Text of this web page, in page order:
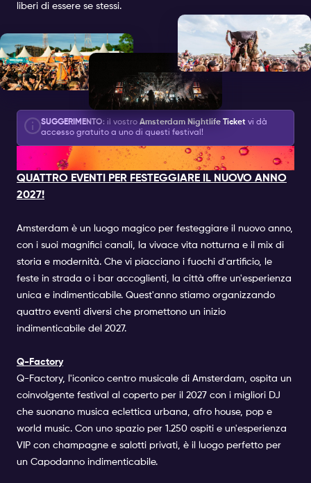
liberi di essere se stessi.
SUGGERIMENTO: il vostro Amsterdam Nightlife Ticket vi dà
accesso gratuito a uno di questi festival!
NYE 2026-2027 PARTY
QUATTRO EVENTI PER FESTEGGIARE IL NUOVO ANNO
2027!
Amsterdam è un luogo magico per festeggiare il nuovo anno,
con i suoi magnifici canali, la vivace vita notturna e il mix di
storia e modernità. Che vi piacciano i fuochi d'artificio, le
feste in strada o i bar accoglienti, la città offre un'esperienza
unica e indimenticabile. Quest'anno stiamo organizzando
quattro eventi diversi che promettono un inizio
indimenticabile del 2027.
Q-Factory
Q-Factory, l'iconico centro musicale di Amsterdam, ospita un
coinvolgente festival al coperto per il 2027 con i migliori DJ
che suonano musica eclettica urbana, afro house, pop e
world music. Con uno spazio per 1.250 ospiti e un'esperienza
VIP con champagne e salotti privati, è il luogo perfetto per
un Capodanno indimenticabile.